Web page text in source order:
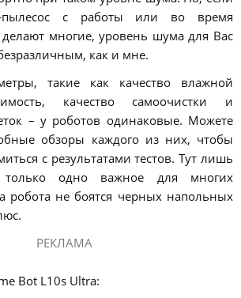
пылесос с работы или во время
делают многие, уровень шума для Вас
как и мне.
такие как качество влажной
качество самоочистки и
– у роботов одинаковые. Можете
обзоры каждого из них, чтобы
с результатами тестов. Тут лишь
только одно важное для многих
робота не боятся черных напольных
РЕКЛАМА
Bot L10s Ultra: